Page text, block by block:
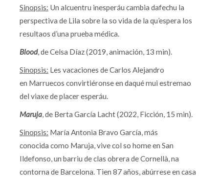
Sinopsis: Un alcuentru inesperáu cambia dafechu la
perspectiva de Lila sobre la so vida de la qu’espera los
resultaos d’una prueba médica.
Blood, de Celsa Díaz (2019, animación, 13 min).
Sinopsis: Les vacaciones de Carlos Alejandro
en Marruecos convirtiéronse en daqué mui estremao
del viaxe de placer esperáu.
Maruja, de Berta García Lacht (2022, Ficción, 15 min).
Sinopsis: María Antonia Bravo García, más
conocida como Maruja, vive col so home en San
Ildefonso, un barriu de clas obrera de Cornellà, na
contorna de Barcelona. Tien 87 años, abúrrese en casa